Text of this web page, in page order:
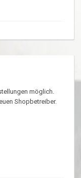
möglich.
Shopbetreiber.